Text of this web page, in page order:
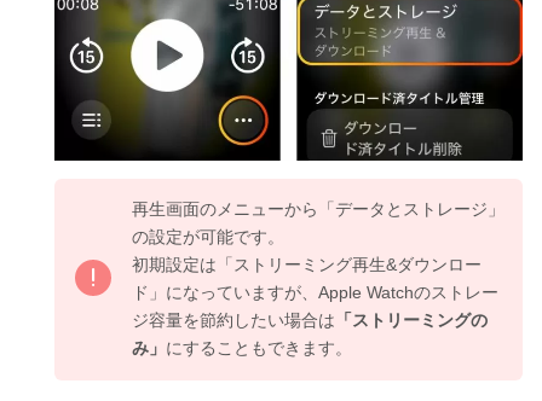
再生画面のメニューから「データとストレージ」
の設定が可能です。
初期設定は「ストリーミング再生&ダウンロー
ド」になっていますが、Apple Watchのストレー
ジ容量を節約したい場合は 「ストリーミングの
み」 にすることもできます。